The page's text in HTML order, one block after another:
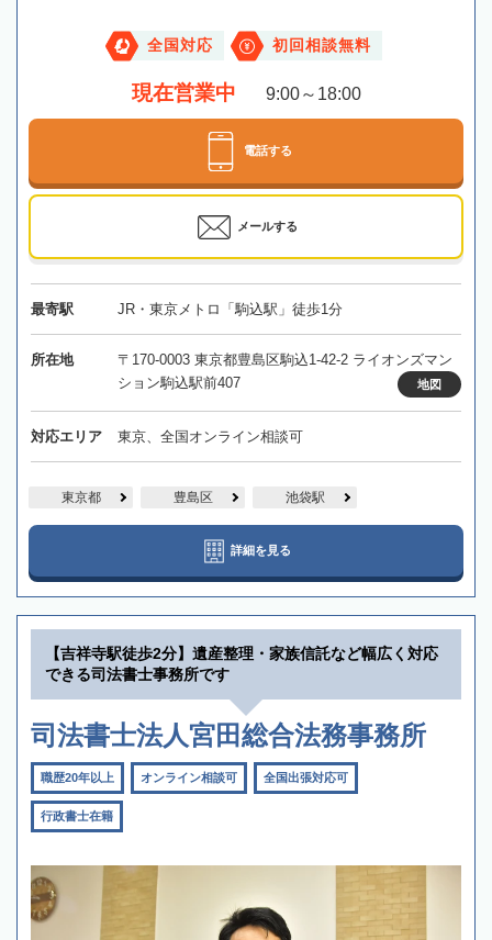
全国対応 初回相談無料
現在営業中 9:00～18:00
電話する
メールする
最寄駅 JR・東京メトロ「駒込駅」徒歩1分
所在地
〒170-0003 東京都豊島区駒込1-42-2 ライオンズマン
ション駒込駅前407
地図
対応エリア 東京、全国オンライン相談可
東京都 豊島区 池袋駅
詳細を見る
【吉祥寺駅徒歩2分】遺産整理・家族信託など幅広く対応
できる司法書士事務所です
司法書士法人宮田総合法務事務所
職歴20年以上 オンライン相談可 全国出張対応可
行政書士在籍